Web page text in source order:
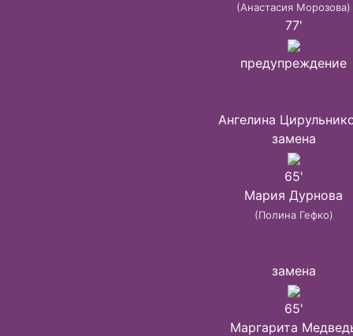
(Анастасия Морозова)
77'
предупреждение
Ангелина
замена
65'
Мария Дурнова
(Полина Гефко)
замена
65'
Маргарита